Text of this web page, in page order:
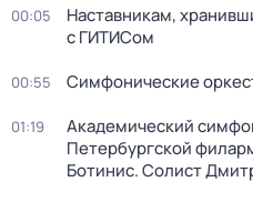
00:05
Наставникам,
с ГИТИСом
00:55 Симфонические
01:19
Академический
Петербургской
Ботинис. Солист